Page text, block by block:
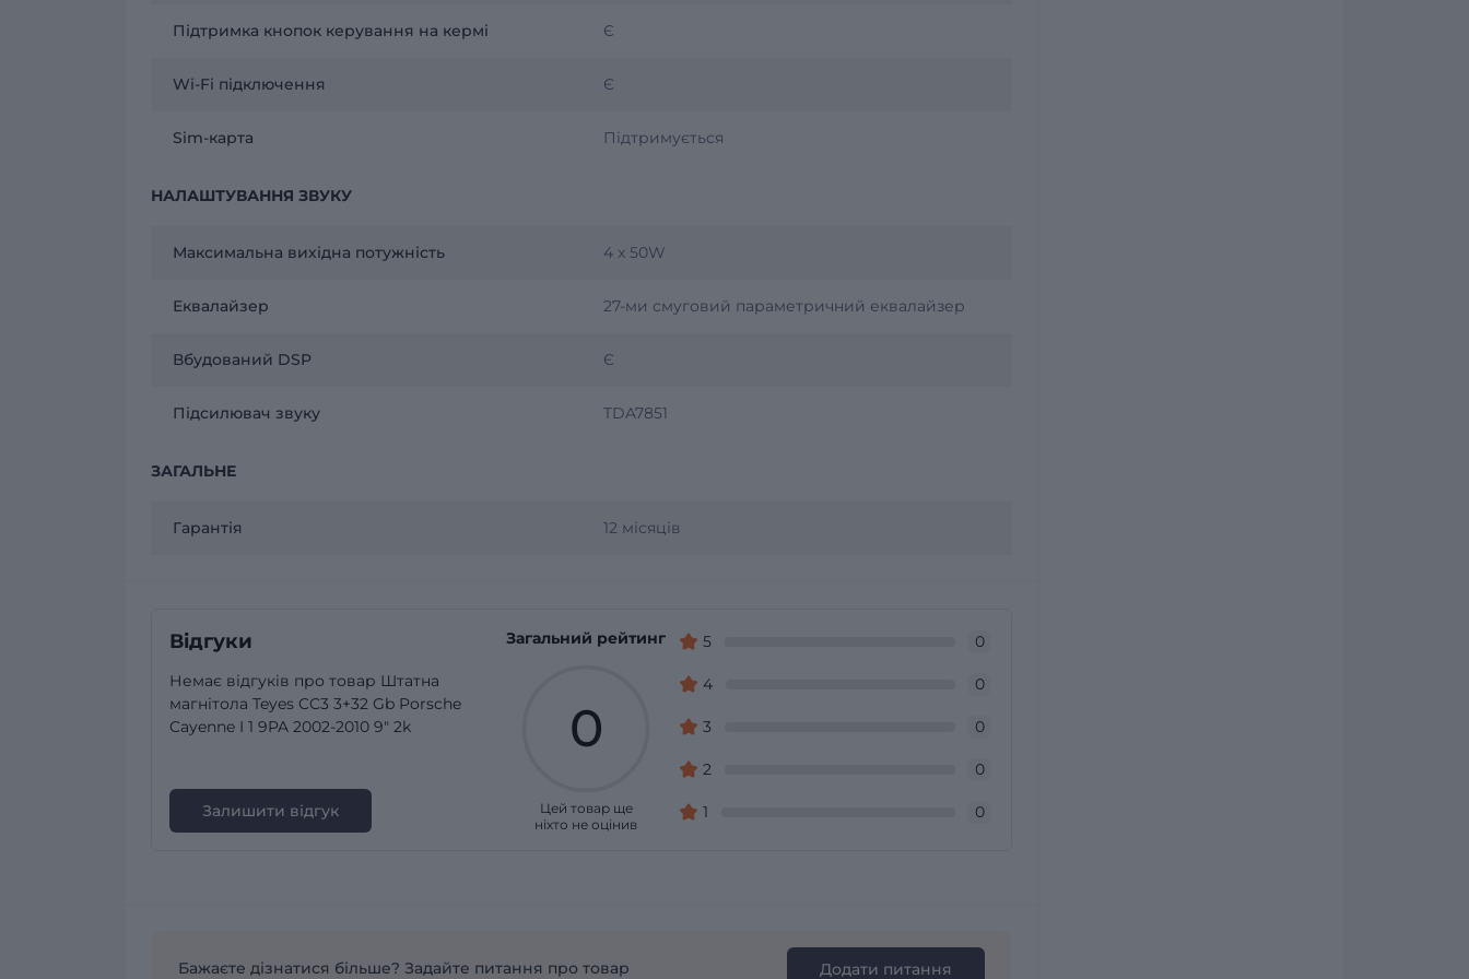
Підтримка кнопок керування на кермі Є
Wi-Fi підключення Є
Sim-карта Підтримується
НАЛАШТУВАННЯ ЗВУКУ
Максимальна вихідна потужність 4 x 50W
Еквалайзер 27-ми смуговий параметричний еквалайзер
Вбудований DSP Є
Підсилювач звуку TDA7851
ЗАГАЛЬНЕ
Гарантія 12 місяців
Відгуки
Немає відгуків про товар Штатна
магнітола Teyes CC3 3+32 Gb Porsche
Cayenne I 1 9PA 2002-2010 9" 2k
Залишити відгук
Загальний рейтинг
0
Цей товар ще
ніхто не оцінив
5 0
4 0
3 0
2 0
1 0
Бажаєте дізнатися більше? Задайте питання про товар Додати питання